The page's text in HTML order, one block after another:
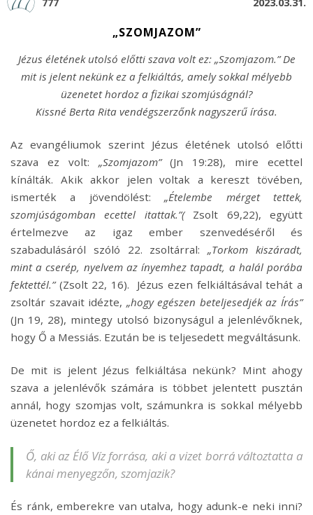
„SZOMJAZOM”
Jézus életének utolsó előtti szava volt ez: „Szomjazom.” De
mit is jelent nekünk ez a felkiáltás, amely sokkal mélyebb
üzenetet hordoz a fizikai szomjúságnál?
Kissné Berta Rita vendégszerzőnk nagyszerű írása.
Az evangéliumok szerint Jézus életének utolsó előtti
szava ez volt: „Szomjazom”(Jn 19:28), mire ecettel
kínálták. Akik akkor jelen voltak a kereszt tövében,
ismerték a jövendölést:„Ételembe mérget tettek,
szomjúságomban ecettel itattak.”(Zsolt 69,22), együtt
értelmezve az igaz ember szenvedéséről és
szabadulásáról szóló 22. zsoltárral:„Torkom kiszáradt,
mint a cserép, nyelvem az ínyemhez tapadt, a halál porába
fektettél.”(Zsolt 22, 16). Jézus ezen felkiáltásával tehát a
zsoltár szavait idézte, „hogy egészen beteljesedjék az Írás”
(Jn 19, 28), mintegy utolsó bizonyságul a jelenlévőknek,
hogy Ő a Messiás. Ezután be is teljesedett megváltásunk.
De mit is jelent Jézus felkiáltása nekünk? Mint ahogy
szava a jelenlévők számára is többet jelentett pusztán
annál, hogy szomjas volt, számunkra is sokkal mélyebb
üzenetet hordoz ez a felkiáltás.
Ő, aki az Élő Víz forrása, aki a vizet borrá változtatta a
kánai menyegzőn, szomjazik?
És ránk, emberekre van utalva, hogy adunk-e neki inni?